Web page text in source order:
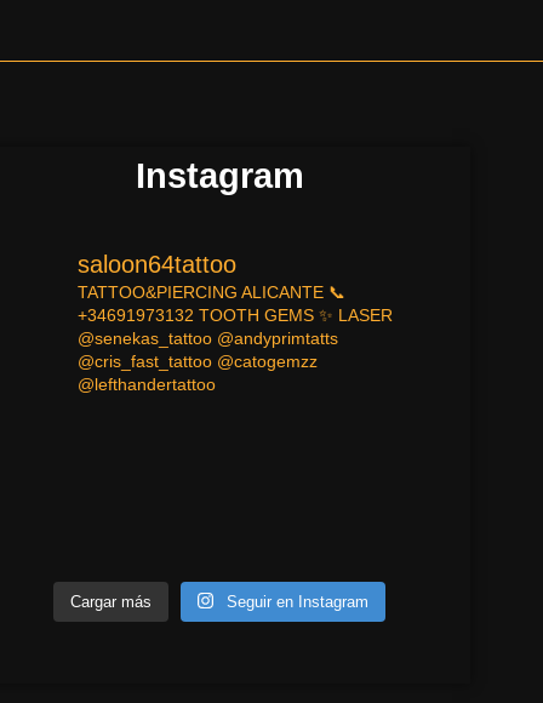
Instagram
saloon64tattoo
TATTOO&PIERCINGALICANTE 📞
+34691973132 TOOTH GEMS ✨ LASER
@senekas_tattoo @andyprimtatts
@cris_fast_tattoo @catogemzz
@lefthandertattoo
Cargar más Seguir en Instagram